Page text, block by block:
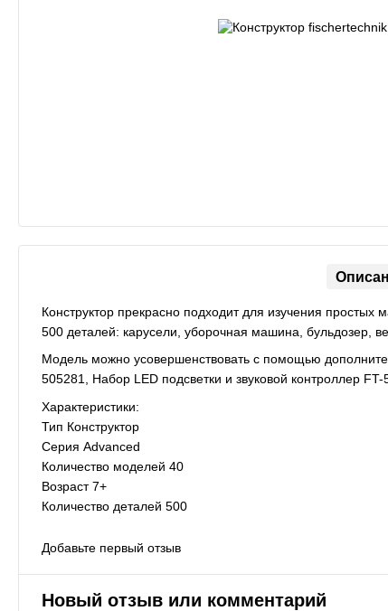
Конструктор прекрасно подходит для изучения
500 деталей: карусели, уборочная машина, бульдозер,
Модель можно усовершенствовать с помощью
505281, Набор LED подсветки и звуковой контроллер
Характеристики:
Тип Конструктор
Серия Advanced
Количество моделей 40
Возраст 7+
Количество деталей 500
Добавьте первый отзыв
Новый отзыв или комментарий